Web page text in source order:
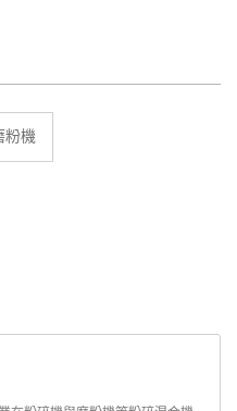
粉機